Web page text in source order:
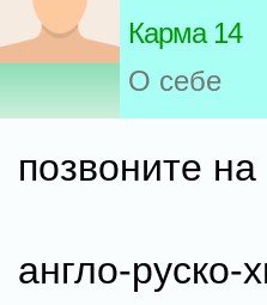
Карма 14
О себе
позвоните
англо-руско-